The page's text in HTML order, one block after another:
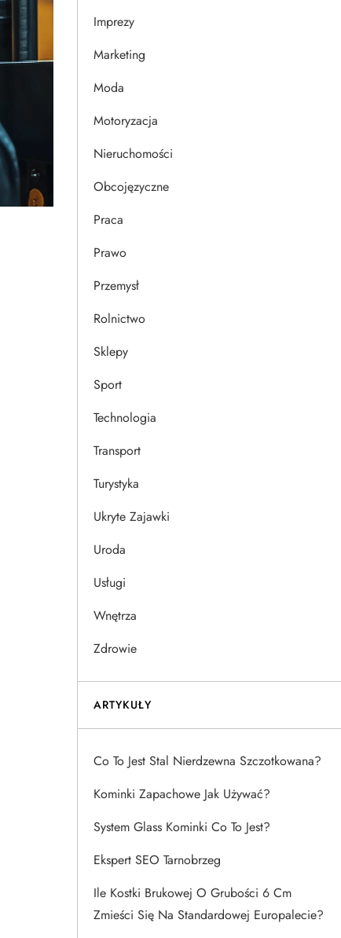
Imprezy
Marketing
Moda
Motoryzacja
Nieruchomości
Obcojęzyczne
Praca
Prawo
Przemysł
Rolnictwo
Sklepy
Sport
Technologia
Transport
Turystyka
Ukryte Zajawki
Uroda
Usługi
Wnętrza
Zdrowie
ARTYKUŁY
Co To Jest Stal Nierdzewna Szczotkowana?
Kominki Zapachowe Jak Używać?
System Glass Kominki Co To Jest?
Ekspert SEO Tarnobrzeg
Ile Kostki Brukowej O Grubości 6 Cm
Zmieści Się Na Standardowej Europalecie?